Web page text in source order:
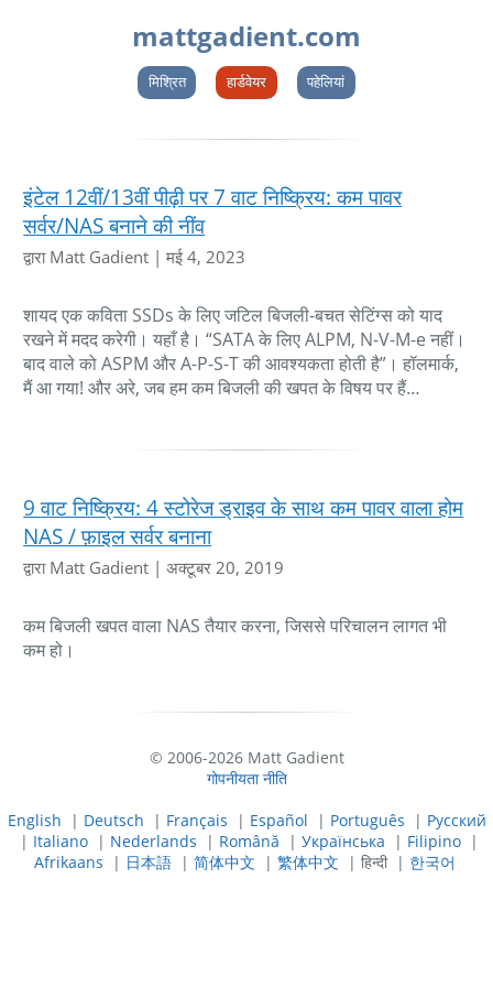
mattgadient.com
मिश्रित हार्डवेयर पहेलियां
इंटेल 12वीं/13वीं पीढ़ी पर 7 वाट निष्क्रिय: कम पावर
सर्वर/NAS बनाने की नींव
द्वारा Matt Gadient |मई 4, 2023
शायद एक कविता SSDs के लिए जटिल बिजली-बचत सेटिंग्स को याद
रखने में मदद करेगी। यहाँ है। “SATA के लिए ALPM, N-V-M-e नहीं।
बाद वाले को ASPM और A-P-S-T की आवश्यकता होती है”। हॉलमार्क,
मैं आ गया! और अरे, जब हम कम बिजली की खपत के विषय पर हैं…
9 वाट निष्क्रिय: 4 स्टोरेज ड्राइव के साथ कम पावर वाला होम
NAS / फ़ाइल सर्वर बनाना
द्वारा Matt Gadient |अक्टूबर 20, 2019
कम बिजली खपत वाला NAS तैयार करना, जिससे परिचालन लागत भी
कम हो।
© 2006-2026 Matt Gadient
गोपनीयता नीति
English | Deutsch | Français | Español | Português | Русский
| Italiano| Nederlands | Română | Українська | Filipino|
Afrikaans | 日本語| 简体中文 | 繁体中文 | हिन्दी | 한국어